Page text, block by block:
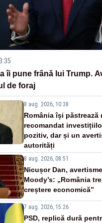
îi pune frână lui Trump.
de foraj
8 aug. 2026, 10:38
România își păstrează
recomandat
pozitiv, dar și un
autorități
8 aug. 2026, 08:51
Nicușor Dan,
Moody’s: „România
creștere economică”
7 aug. 2026, 15:26
PSD, replică dură